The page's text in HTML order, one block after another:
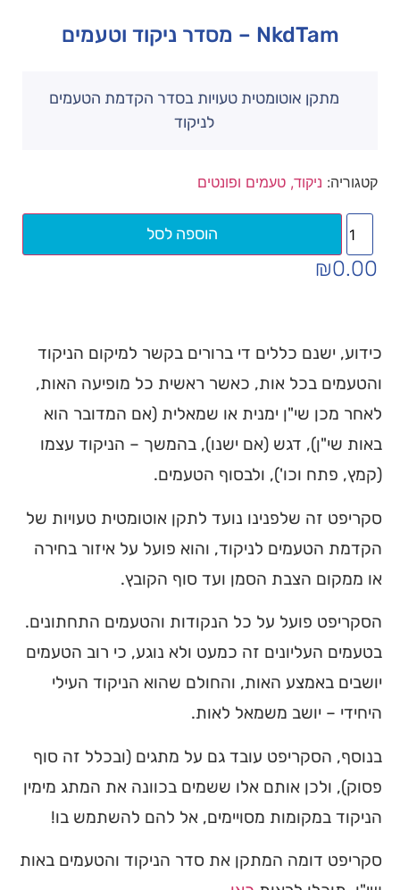
NkdTam – מסדר ניקוד וטעמים
מתקן אוטומטית טעויות בסדר הקדמת הטעמים
לניקוד
קטגוריה: ניקוד, טעמים ופונטים
הוספה לסל
₪0.00
כידוע, ישנם כללים די ברורים בקשר למיקום הניקוד
והטעמים בכל אות, כאשר ראשית כל מופיעה האות,
לאחר מכן שי"ן ימנית או שמאלית (אם המדובר הוא
באות שי"ן), דגש (אם ישנו), בהמשך – הניקוד עצמו
(קמץ, פתח וכו'), ולבסוף הטעמים.
סקריפט זה שלפנינו נועד לתקן אוטומטית טעויות של
הקדמת הטעמים לניקוד, והוא פועל על איזור בחירה
או ממקום הצבת הסמן ועד סוף הקובץ.
הסקריפט פועל על כל הנקודות והטעמים התחתונים.
בטעמים העליונים זה כמעט ולא נוגע, כי רוב הטעמים
יושבים באמצע האות, והחולם שהוא הניקוד העילי
היחידי – יושב משמאל לאות.
בנוסף, הסקריפט עובד גם על מתגים (ובכלל זה סוף
פסוק), ולכן אותם אלו ששמים בכוונה את המתג מימין
הניקוד במקומות מסויימים, אל להם להשתמש בו!
סקריפט דומה המתקן את סדר הניקוד והטעמים באות